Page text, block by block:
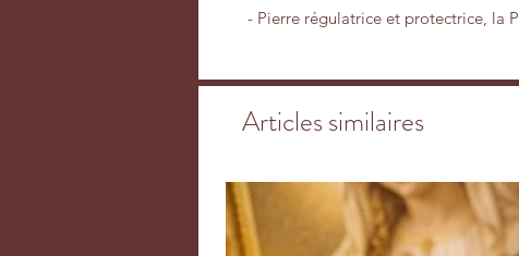
- Pierre régulatrice et protectrice, la
enceintes jusqu’à leurs
même la lactation. La pierre de lune
dimension féminine, favorise
femmes et prédispose aux
de tolérance et de tendresse vers
Articles similaires